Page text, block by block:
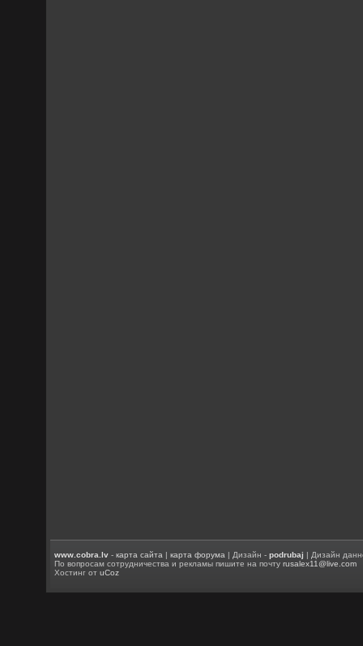
www.cobra.lv -карта сайта |карта форума | Дизайн -podrubaj | Дизайн
По вопросам сотрудничества и рекламы пишите на почтуrusalex11@live.com
Хостинг отuCoz